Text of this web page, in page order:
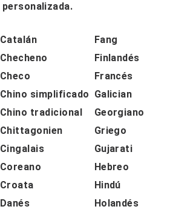
personalizada.
Catalán
Checheno
Checo
Chino simplificado
Chino tradicional
Chittagonien
Cingalais
Coreano
Croata
Danés
Fang
Finlandés
Francés
Galician
Georgiano
Griego
Gujarati
Hebreo
Hindú
Holandés